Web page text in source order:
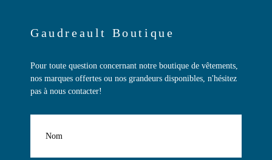
Gaudreault Boutique
Pour toute question concernant notre boutique de vêtements,
nos marques offertes ou nos grandeurs disponibles, n'hésitez
pas à nous contacter!